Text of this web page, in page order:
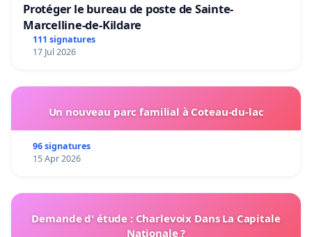
Protéger le bureau de poste de Sainte-
Marcelline-de-Kildare
111 signatures
17 Jul 2026
Un nouveau parc familial à Coteau-du-lac
96 signatures
15 Apr 2026
Demande d' étude : Charlevoix Dans La Capitale
Nationale ?